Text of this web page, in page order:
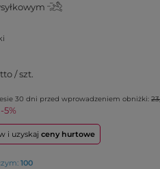
/szt.
30 dni przed wprowadzeniem obniżki:
-5%
i uzyskajceny hurtowe
100